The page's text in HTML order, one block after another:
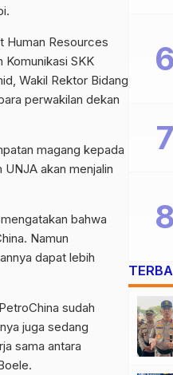
Human Resources
SKK
Wakil Rektor Bidang
perwakilan dekan
magang kepada
akan menjalin
bahwa
Namun
dapat lebih
sudah
juga sedang
sama antara